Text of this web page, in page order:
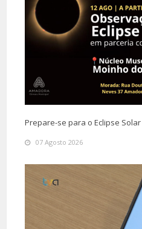
Prepare-se para o Eclipse
07 Agosto 2026